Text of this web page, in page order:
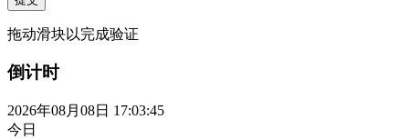
拖动滑块以完成验证
倒计时
2026年08月08日 17:03:45
今日